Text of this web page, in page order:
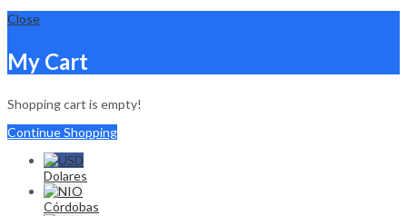
Close
My Cart
Shopping cart is empty!
Continue Shopping
Dolares
Córdobas